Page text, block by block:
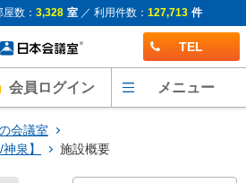
数： 3,328 室／ 利用件数： 127,713 件
TEL
会員ログイン メニュー
会議室
泉】
施設概要